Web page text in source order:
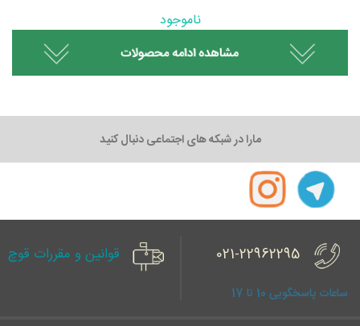
ناموجود
مارا در شبکه های اجتماعی دنبال کنید
021-22962295
ساعات پاسخگویی 10 تا 17
قوانین و مقررات قوچ